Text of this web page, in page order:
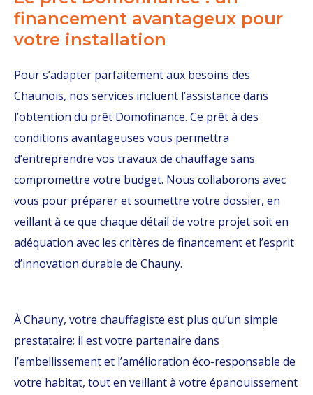
financement avantageux pour
votre installation
Pour s’adapter parfaitement aux besoins des
Chaunois, nos services incluent l’assistance dans
l’obtention du prêt Domofinance. Ce prêt à des
conditions avantageuses vous permettra
d’entreprendre vos travaux de chauffage sans
compromettre votre budget. Nous collaborons avec
vous pour préparer et soumettre votre dossier, en
veillant à ce que chaque détail de votre projet soit en
adéquation avec les critères de financement et l’esprit
d’innovation durable de Chauny.
À Chauny, votre chauffagiste est plus qu’un simple
prestataire; il est votre partenaire dans
l’embellissement et l’amélioration éco-responsable de
votre habitat, tout en veillant à votre épanouissement